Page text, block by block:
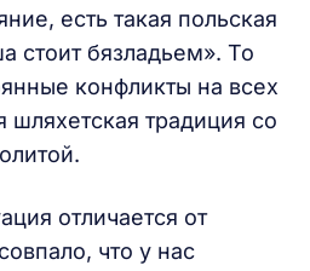
есть такая польская
стоит бязладьем». То
конфликты на всех
шляхетская традиция со
отличается от
что у нас